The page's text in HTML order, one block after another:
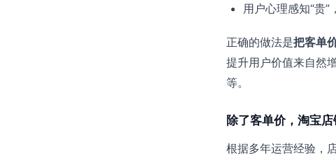
用户心理感知“贵”
正确的做法是把客单
提升用户价值来自然
等。
除了客单价，淘宝
根据多年运营经验，